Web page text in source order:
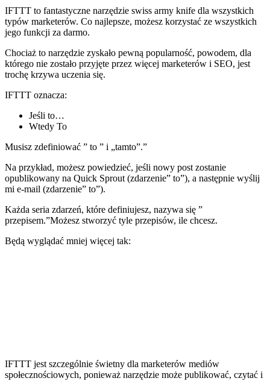
IFTTT to fantastyczne narzędzie swiss army knife dla wszystkich
typów marketerów. Co najlepsze, możesz korzystać ze wszystkich
jego funkcji za darmo.
Chociaż to narzędzie zyskało pewną popularność, powodem, dla
którego nie zostało przyjęte przez więcej marketerów i SEO, jest
trochę krzywa uczenia się.
IFTTT oznacza:
Jeśli to…
Wtedy To
Musisz zdefiniować ” to ” i „tamto”.”
Na przykład, możesz powiedzieć, jeśli nowy post zostanie
opublikowany na Quick Sprout (zdarzenie” to”), a następnie wyślij
mi e-mail (zdarzenie” to”).
Każda seria zdarzeń, które definiujesz, nazywa się ”
przepisem.”Możesz stworzyć tyle przepisów, ile chcesz.
Będą wyglądać mniej więcej tak:
IFTTT jest szczególnie świetny dla marketerów mediów
społecznościowych, ponieważ narzędzie może publikować, czytać i